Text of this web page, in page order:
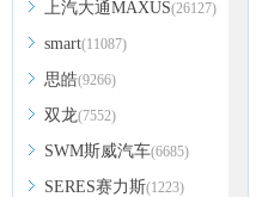
上汽大通MAXUS(26127)
smart(11087)
思皓(9266)
双龙(7552)
SWM斯威汽车(6685)
SERES赛力斯(1223)